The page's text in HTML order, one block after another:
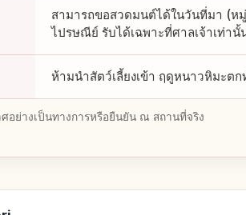
สามารถขอสวดมนต์ได้ในวันที่มา (ห
ไปรษณีย์ รับได้เฉพาะที่ศาลเจ้าเท่านั้
ห้ามนำสัตว์เลี้ยงเข้า ฤดูหนาวหิมะต
อย่างเป็นทางการหรือยืนยัน ณ สถานที่จริง